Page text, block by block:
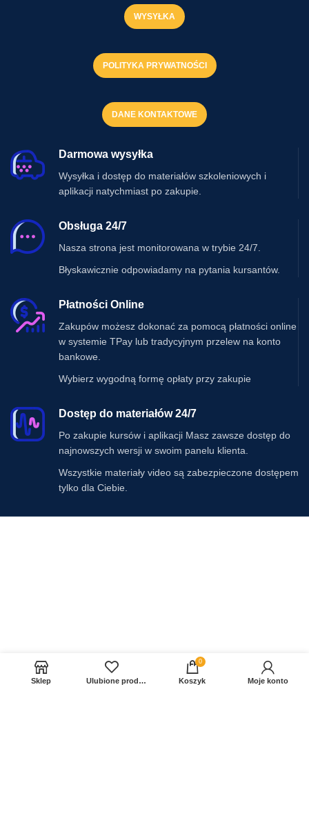
WYSYŁKA
POLITYKA PRYWATNOŚCI
DANE KONTAKTOWE
Darmowa wysyłka
Wysyłka i dostęp do materiałów szkoleniowych i
aplikacji natychmiast po zakupie.
Obsługa 24/7
Nasza strona jest monitorowana w trybie 24/7.
Błyskawicznie odpowiadamy na pytania kursantów.
Płatności Online
Zakupów możesz dokonać za pomocą płatności online
w systemie TPay lub tradycyjnym przelew na konto
bankowe.
Wybierz wygodną formę opłaty przy zakupie
Dostęp do materiałów 24/7
Po zakupie kursów i aplikacji Masz zawsze dostęp do
najnowszych wersji w swoim panelu klienta.
Wszystkie materiały video są zabezpieczone dostępem
tylko dla Ciebie.
Sklep Ulubione produkty
0
Koszyk Moje konto